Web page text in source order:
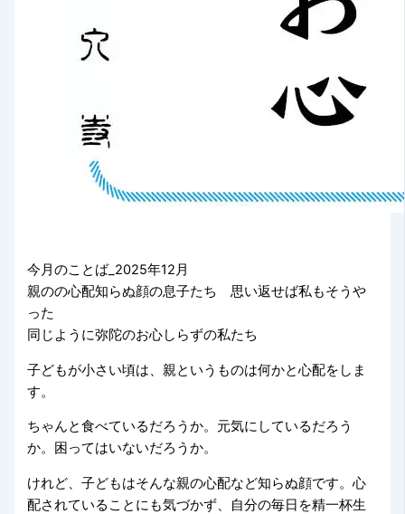
今月のことば_2025年12月
親のの心配知らぬ顔の息子たち 思い返せば私もそうや
った
同じように弥陀のお心しらずの私たち
子どもが小さい頃は、親というものは何かと心配をしま
す。
ちゃんと食べているだろうか。元気にしているだろう
か。困ってはいないだろうか。
けれど、子どもはそんな親の心配など知らぬ顔です。心
配されていることにも気づかず、自分の毎日を精一杯生